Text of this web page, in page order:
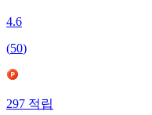
4.6
(50)
297적립